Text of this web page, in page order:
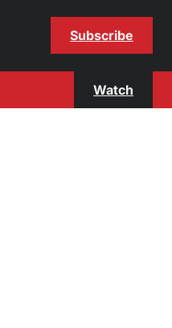
Subscribe
Watch